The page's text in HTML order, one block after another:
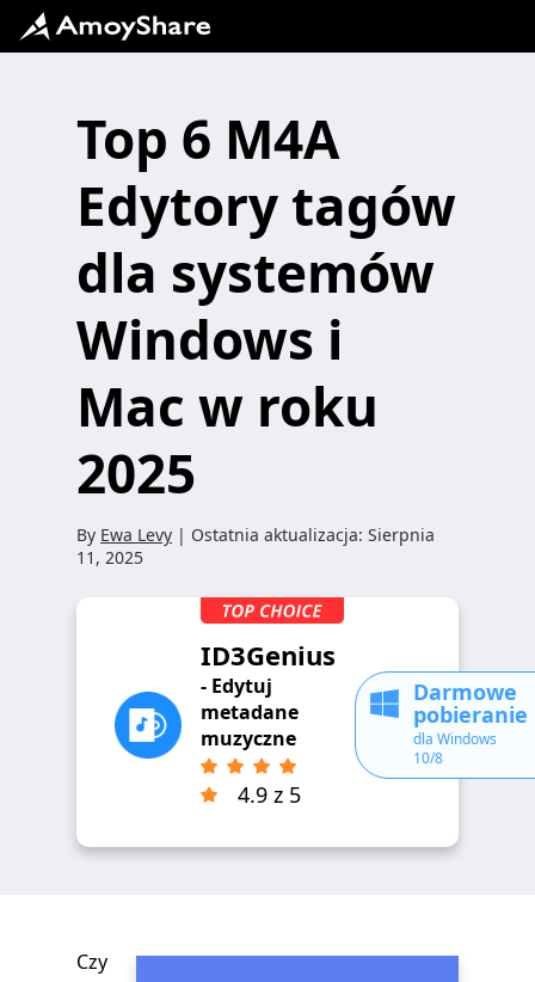
Top 6 M4A
Edytory tagów
dla systemów
Windows i
Mac w roku
2025
By Ewa Levy | Ostatnia aktualizacja: Sierpnia
11, 2025
ID3Genius
- Edytuj
metadane
muzyczne
4.9 z 5
Darmowe
pobieranie
dla Windows
10/8
Czy